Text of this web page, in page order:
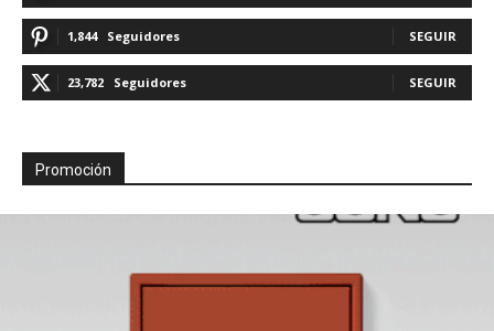
1,844 Seguidores SEGUIR
23,782 Seguidores SEGUIR
Promoción